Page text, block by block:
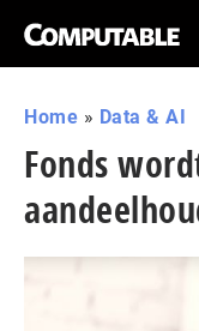
Home » Data & AI
Fonds